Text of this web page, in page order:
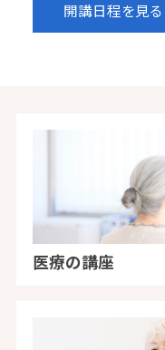
開講日程を見る
医療の講座